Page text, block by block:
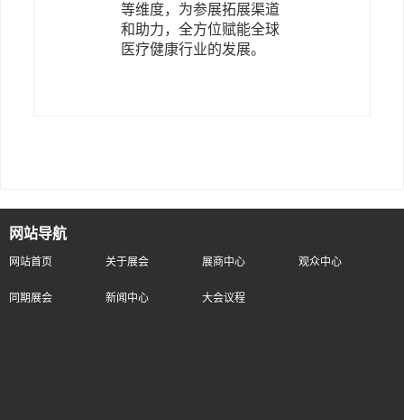
等维度，为参展拓展渠道
和助力，全方位赋能全球
医疗健康行业的发展。
网站导航
网站首页 关于展会 展商中心 观众中心
同期展会 新闻中心 大会议程